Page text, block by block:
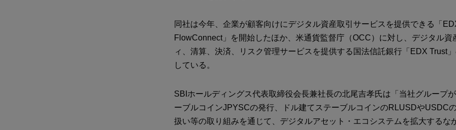
同社は今年、企業が顧客向けにデジタル資産取引サービスを提供できる「
FlowConnect」を開始したほか、米通貨監督庁（OCC）に対し、デジタル資
ィ、清算、決済、リスク管理サービスを提供する国法信託銀行「EDX Trust
している。
SBIホールディングス代表取締役会長兼社長の北尾吉孝氏は「当社グループ
ーブルコインJPYSCの発行、ドル建てステーブルコインのRLUSDやUSDC
扱い等の取り組みを通じて、デジタルアセット・エコシステムを拡大するな